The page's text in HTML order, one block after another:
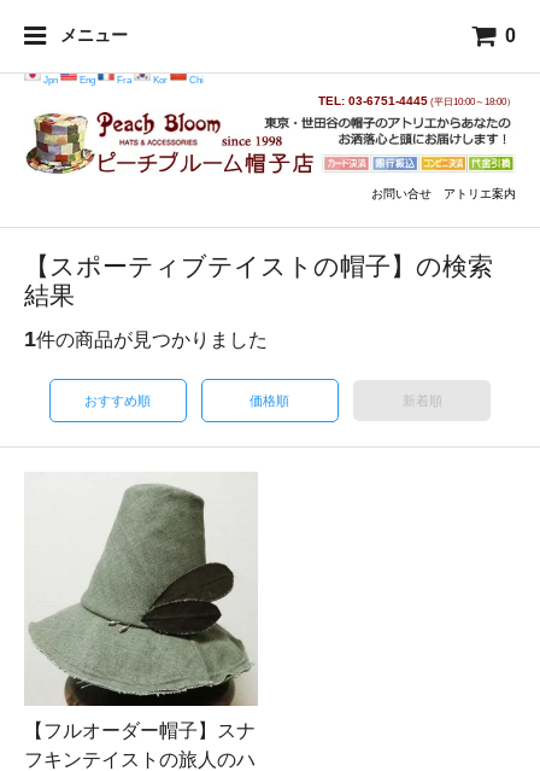
メニュー 0
Jpn Eng Fra Kor Chi
TEL: 03-6751-4445 (平日10:00～18:00）
お問い合せ アトリエ案内
【スポーティブテイストの帽子】の検索
結果
1件の商品が見つかりました
おすすめ順 価格順 新着順
【フルオーダー帽子】スナ
フキンテイストの旅人のハ